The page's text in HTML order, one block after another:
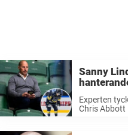
Sanny
Experten
Chris Abbott